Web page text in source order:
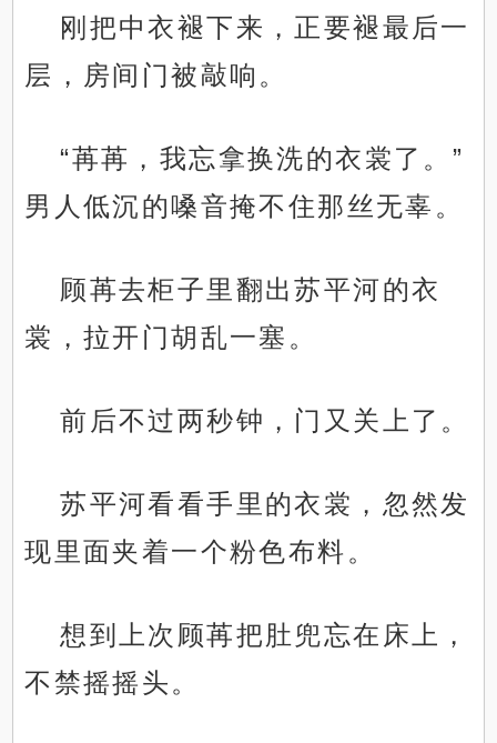
刚把中衣褪下来，正要褪最后一
层，房间门被敲响。
“苒苒，我忘拿换洗的衣裳了。”
男人低沉的嗓音掩不住那丝无辜。
顾苒去柜子里翻出苏平河的衣
裳，拉开门胡乱一塞。
前后不过两秒钟，门又关上了。
苏平河看看手里的衣裳，忽然发
现里面夹着一个粉色布料。
想到上次顾苒把肚兜忘在床上，
不禁摇摇头。